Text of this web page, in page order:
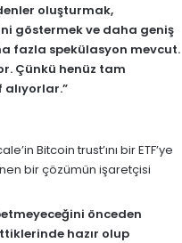
oluşturmak,
göstermek ve daha geniş
fazla spekülasyon mevcut.
Çünkü henüz tam
Bitcoin trust’ını bir ETF’ye
bir çözümün işaretçisi
önceden
hazır olup